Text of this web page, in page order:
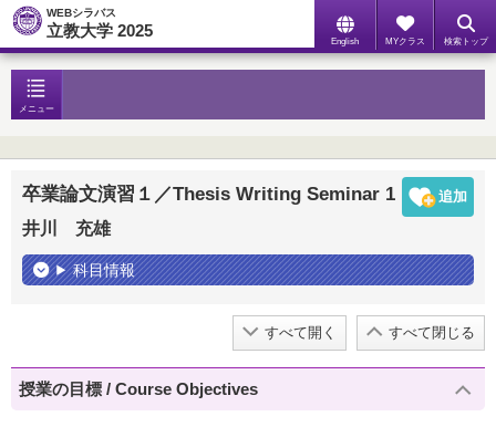
WEBシラバス
立教大学 2025
English MYクラス 検索トップ
メニュー
卒業論文演習１／Thesis Writing Seminar 1
井川 充雄
科目情報
すべて開く すべて閉じる
授業の目標 / Course Objectives